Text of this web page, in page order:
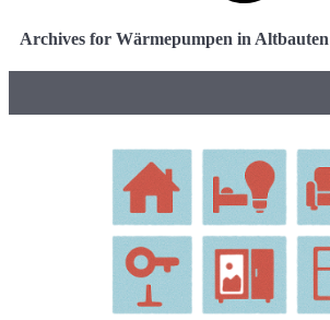
Archives for Wärmepumpen in Altbauten